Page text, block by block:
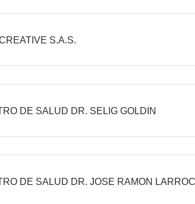
S.A.S.
DE SALUD DR. SELIG GOLDIN
DE SALUD DR. JOSE RAMON